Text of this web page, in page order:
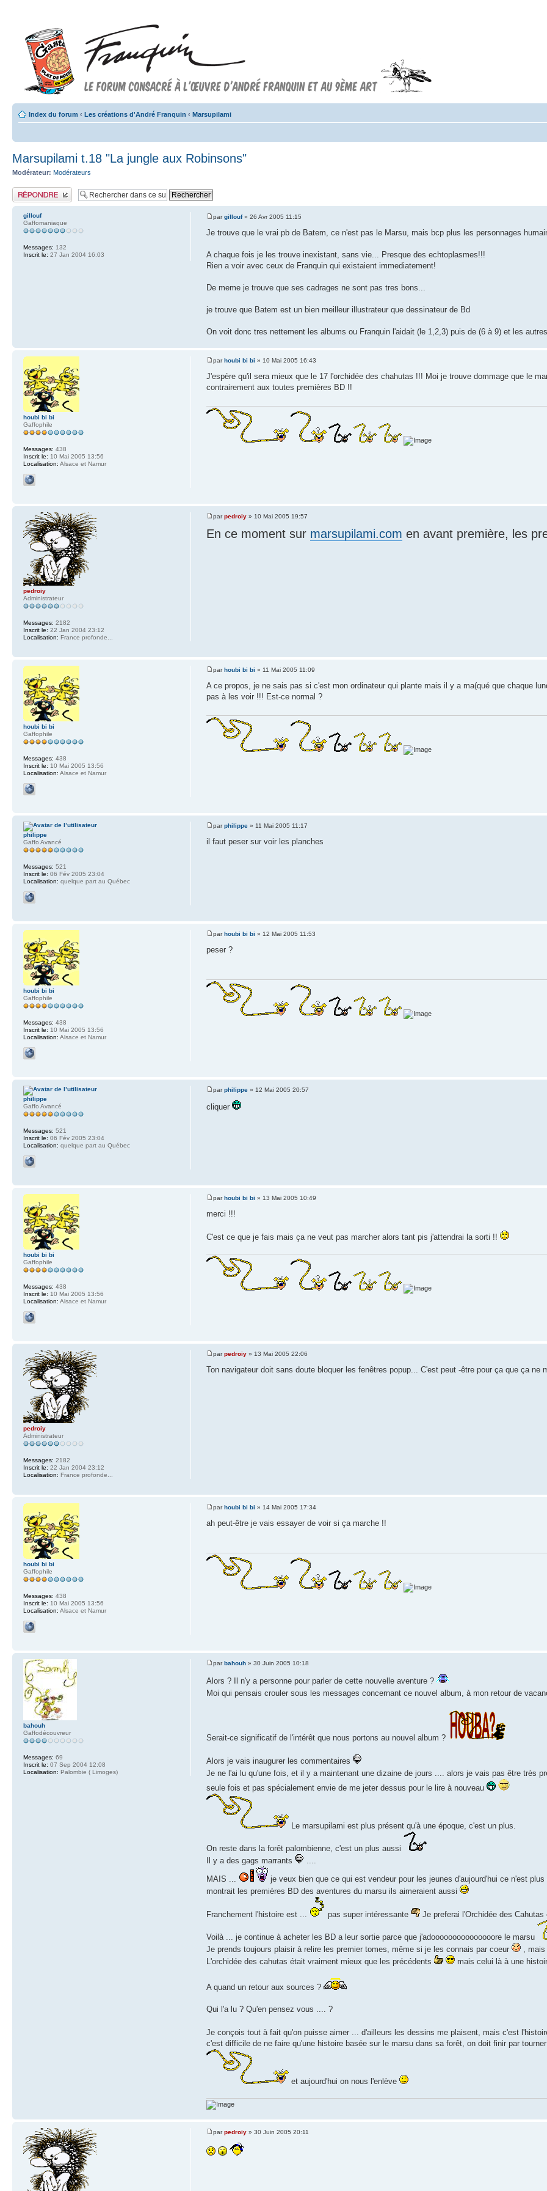
Index du forum ‹ Les créations d'André Franquin ‹ Marsupilami
Marsupilami t.18 "La jungle aux Robinsons"
Modérateur: Modérateurs
Publier une réponse
pargillouf» 26 Avr 2005 11:15
Je trouve que le vrai pb de Batem, ce n'est pas le Marsu, mais bcp plus les personnages
A chaque fois je les trouve inexistant, sans vie... Presque des echtoplasmes!!!
Rien a voir avec ceux de Franquin qui existaient immediatement!
De meme je trouve que ses cadrages ne sont pas tres bons...
je trouve que Batem est un bien meilleur illustrateur que dessinateur de Bd
On voit donc tres nettement les albums ou Franquin l'aidait (le 1,2,3) puis de (6 à 9) et les
gillouf
Gaffomaniaque
Messages: 132
Inscrit le: 27 Jan 2004 16:03
parhoubi bi bi » 10 Mai 2005 16:43
J'espère qu'il sera mieux que le 17 l'orchidée des chahutas !!! Moi je trouve dommage que le
contrairement aux toutes premières BD !!
houbi bi bi
Gaffophile
Messages: 438
Inscrit le: 10 Mai 2005 13:56
Localisation: Alsace et Namur
parpedroiy » 10 Mai 2005 19:57
En ce moment sur marsupilami.com en avant première, les
pedroiy
Administrateur
Messages: 2182
Inscrit le: 22 Jan 2004 23:12
Localisation: France profonde...
parhoubi bi bi » 11 Mai 2005 11:09
A ce propos, je ne sais pas si c'est mon ordinateur qui plante mais il y a ma(qué que chaque
pas à les voir !!! Est-ce normal ?
houbi bi bi
Gaffophile
Messages: 438
Inscrit le: 10 Mai 2005 13:56
Localisation: Alsace et Namur
parphilippe » 11 Mai 2005 11:17
il faut peser sur voir les planches
philippe
Gaffo Avancé
Messages: 521
Inscrit le: 06 Fév 2005 23:04
Localisation: quelque part au Québec
parhoubi bi bi » 12 Mai 2005 11:53
peser ?
houbi bi bi
Gaffophile
Messages: 438
Inscrit le: 10 Mai 2005 13:56
Localisation: Alsace et Namur
parphilippe » 12 Mai 2005 20:57
cliquer
philippe
Gaffo Avancé
Messages: 521
Inscrit le: 06 Fév 2005 23:04
Localisation: quelque part au Québec
parhoubi bi bi » 13 Mai 2005 10:49
merci !!!
C'est ce que je fais mais ça ne veut pas marcher alors tant pis j'attendrai la sorti !!
houbi bi bi
Gaffophile
Messages: 438
Inscrit le: 10 Mai 2005 13:56
Localisation: Alsace et Namur
parpedroiy » 13 Mai 2005 22:06
Ton navigateur doit sans doute bloquer les fenêtres popup... C'est peut -être pour ça que ça ne
pedroiy
Administrateur
Messages: 2182
Inscrit le: 22 Jan 2004 23:12
Localisation: France profonde...
parhoubi bi bi » 14 Mai 2005 17:34
ah peut-être je vais essayer de voir si ça marche !!
houbi bi bi
Gaffophile
Messages: 438
Inscrit le: 10 Mai 2005 13:56
Localisation: Alsace et Namur
parbahouh » 30 Juin 2005 10:18
Alors ? Il n'y a personne pour parler de cette nouvelle aventure ?
Moi qui pensais crouler sous les messages concernant ce nouvel album, à mon retour de
Serait-ce significatif de l'intérêt que nous portons au nouvel album ?
Alors je vais inaugurer les commentaires
Je ne l'ai lu qu'une fois, et il y a maintenant une dizaine de jours .... alors je vais pas être très
seule fois et pas spécialement envie de me jeter dessus pour le lire à nouveau
Le marsupilami est plus présent qu'à une époque, c'est un plus.
On reste dans la forêt palombienne, c'est un plus aussi
Il y a des gags marrants
....
MAIS ...
je veux bien que ce qui est vendeur pour les jeunes d'aujourd'hui ce n'est
montrait les premières BD des aventures du marsu ils aimeraient aussi
Franchement l'histoire est ... pas super intéressante Je preferai l'Orchidée des
Voilà ... je continue à acheter les BD a leur sortie parce que j'adooooooooooooooore le marsu
Je prends toujours plaisir à relire les premier tomes, même si je les connais par coeur
, mais
L'orchidée des cahutas était vraiment mieux que les précédents
mais celui là à une
A quand un retour aux sources ?
Qui l'a lu ? Qu'en pensez vous .... ?
Je conçois tout à fait qu'on puisse aimer ... d'ailleurs les dessins me plaisent, mais c'est
c'est difficile de ne faire qu'une histoire basée sur le marsu dans sa forêt, on doit finir par
et aujourd'hui on nous l'enlève
bahouh
Gaffodécouvreur
Messages: 69
Inscrit le: 07 Sep 2004 12:08
Localisation: Palombie ( Limoges)
parpedroiy » 30 Juin 2005 20:11